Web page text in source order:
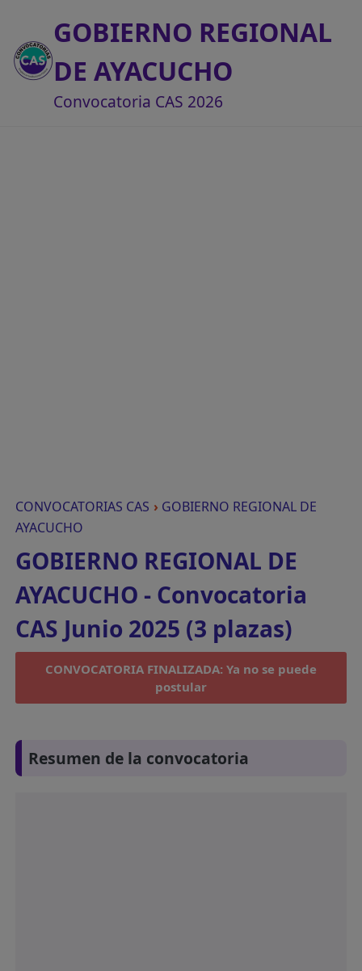
GOBIERNO REGIONAL
DE AYACUCHO
Convocatoria CAS 2026
CONVOCATORIAS CAS › GOBIERNO REGIONAL DE
AYACUCHO
GOBIERNO REGIONAL DE
AYACUCHO - Convocatoria
CAS Junio 2025 (3 plazas)
CONVOCATORIA FINALIZADA: Ya no se puede
postular
Resumen de la convocatoria